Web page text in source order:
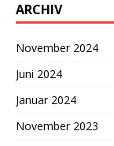
ARCHIV
November 2024
Juni 2024
Januar 2024
November 2023